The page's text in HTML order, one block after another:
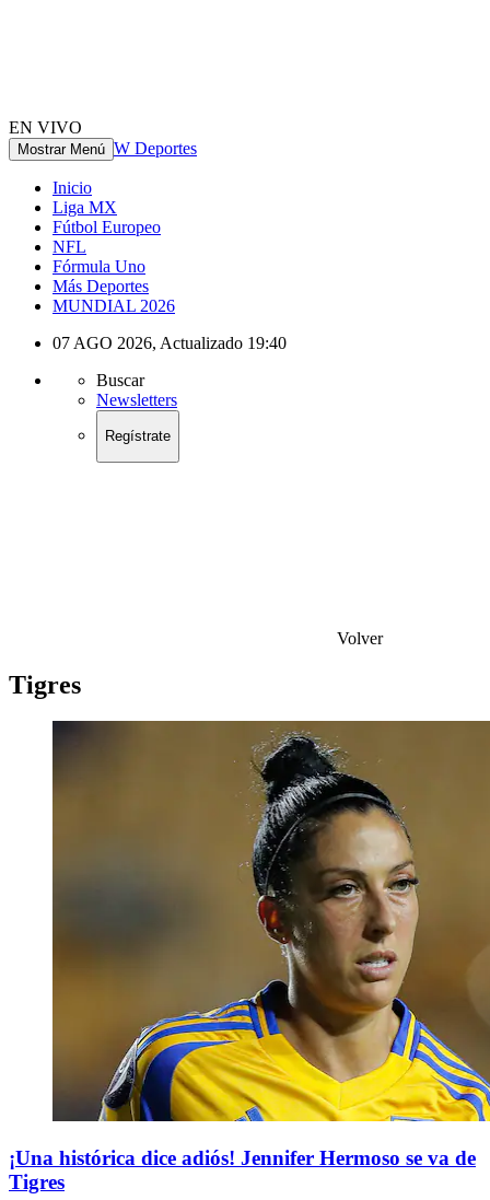
EN VIVO
Mostrar Menú W Deportes
Inicio
Liga MX
Fútbol Europeo
NFL
Fórmula Uno
Más Deportes
MUNDIAL 2026
07 AGO 2026, Actualizado 19:40
Buscar
Newsletters
Regístrate
Volver
Tigres
¡Una histórica dice adiós! Jennifer Hermoso se va de
Tigres